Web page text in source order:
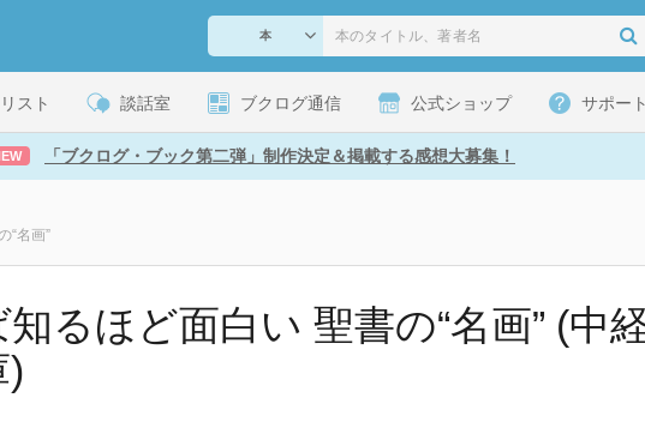
スト 談話室 ブクログ通信 公式ショップ サポート
「ブクログ・ブック第二弾」制作決定＆掲載する感想大募集！
“名画”
るほど面白い 聖書の“名画” (中
)